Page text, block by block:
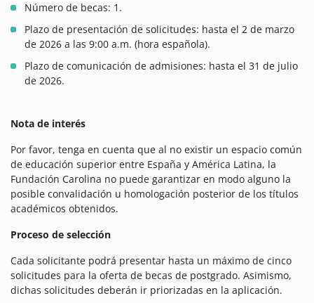
Número de becas: 1.
Plazo de presentación de solicitudes: hasta el 2 de marzo
de 2026 a las 9:00 a.m. (hora española).
Plazo de comunicación de admisiones: hasta el 31 de julio
de 2026.
Nota de interés
Por favor, tenga en cuenta que al no existir un espacio común
de educación superior entre España y América Latina, la
Fundación Carolina no puede garantizar en modo alguno la
posible convalidación u homologación posterior de los títulos
académicos obtenidos.
Proceso de selección
Cada solicitante podrá presentar hasta un máximo de cinco
solicitudes para la oferta de becas de postgrado. Asimismo,
dichas solicitudes deberán ir priorizadas en la aplicación.